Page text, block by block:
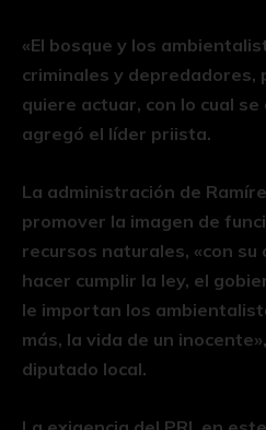
«El bosque y los
criminales y depredadores,
quiere actuar, con lo cual
agregó el líder priista.
La administración de
promover la imagen de
recursos naturales, «con su
hacer cumplir la ley, el
le importan los
más, la vida de un
diputado local.